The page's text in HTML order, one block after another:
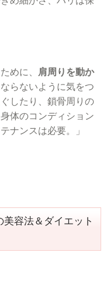
めに、
肩周りを動か
らないように気をつ
したり、鎖骨周りの
体のコンディション
ナンスは必要。」
容法＆ダイエット